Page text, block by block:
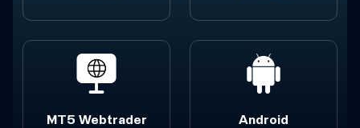
Android
MT5 Webtrader